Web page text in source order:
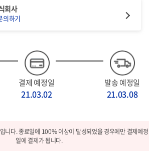
결제 예정일
21.03.02
발송 예정일
21.03.08
회사
의하기
입니다. 종료일에 100% 이상이 달성되었을 경우에만 결제예정
일에 결제가 됩니다.